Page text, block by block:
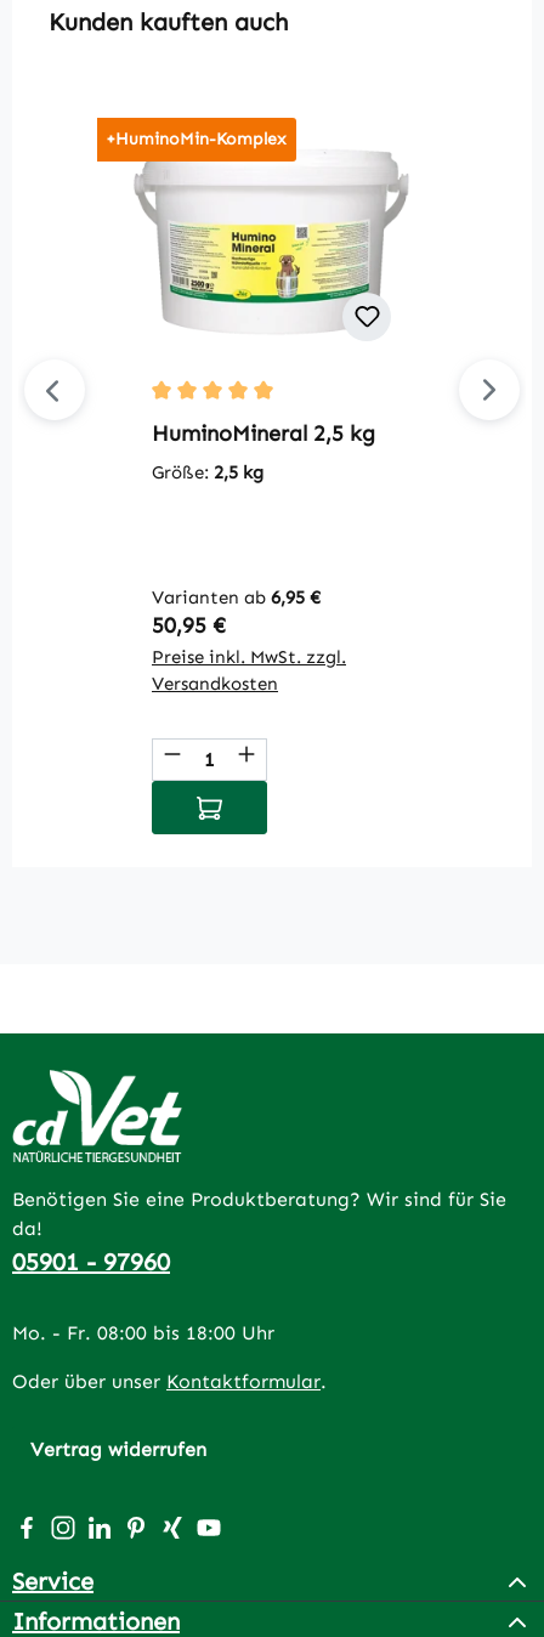
Produktgalerie überspringen
Kunden kauften auch
+HuminoMin-Komplex
Durchschnittliche Bewertung von 5 von 5
HuminoMineral 2,5 kg
Größe: 2,5 kg
Varianten ab 6,95 €
Regulärer Preis:
50,95 €
Preise inkl. MwSt. zzgl.
Versandkosten
Produkt Anzahl: Gib den
In den Warenkorb
Benötigen Sie eine Produktberatung? Wir sind für Sie
da!
05901 - 97960
Mo. - Fr. 08:00 bis 18:00 Uhr
Oder über unser Kontaktformular.
Vertrag widerrufen
Besuche uns auf Facebook – öffnet in neuem Tab
Schau auf Instagram vorbei – öffnet in neuem Tab
Vernetze dich mit uns auf LinkedIn – öffnet in
Lass dich auf Pinterest inspirieren – öffnet
Vernetze dich mit uns auf Xing – öffnet
Sieh dir unsere Videos auf YouTube
Service
Informationen